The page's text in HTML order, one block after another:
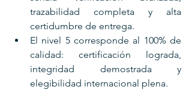
trazabilidad completa y alta
certidumbre de entrega.
El nivel 5 corresponde al 100% de
calidad: certificación lograda,
integridad demostrada y
elegibilidad internacional plena.